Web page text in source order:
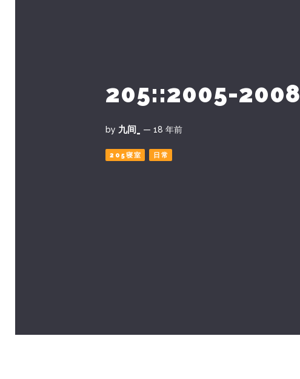
205::2005-2008
by 九间_ — 18 年前
205寝室 日常